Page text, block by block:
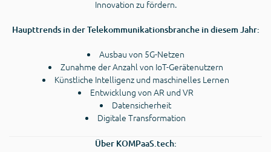
Innovation zu fördern.
Haupttrends in der Telekommunikationsbranche in diesem Jahr:
Ausbau von 5G-Netzen
Zunahme der Anzahl von IoT-Gerätenutzern
Künstliche Intelligenz und maschinelles Lernen
Entwicklung von AR und VR
Datensicherheit
Digitale Transformation
Über KOMPaaS.tech: